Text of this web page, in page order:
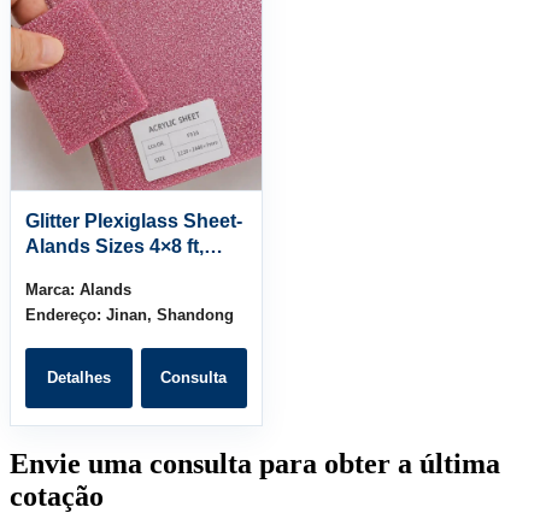
Glitter Plexiglass Sheet-
Alands Sizes 4×8 ft,
Marca: Alands
Endereço: Jinan, Shandong
Detalhes Consulta
Envie uma consulta para obter a última
cotação